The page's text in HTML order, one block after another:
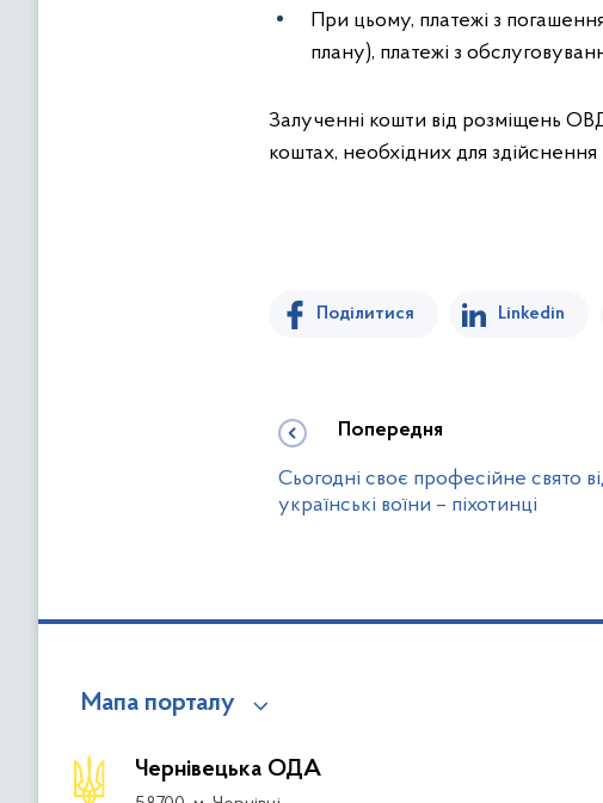
При цьому, платежі з
плану), платежі з
Залученні кошти від розміщень
коштах, необхідних для
Поділитися Linkedin
Попередня
Сьогодні своє професійне свято
українські воїни – піхотинці
Мапа порталу
Чернівецька ОДА